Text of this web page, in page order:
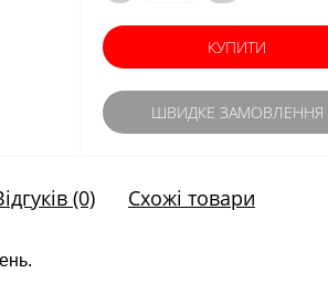
КУПИТИ
ШВИДКЕ ЗАМОВЛЕННЯ
(0) Схожі товари